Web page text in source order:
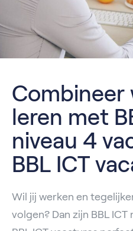
Combineer
leren met
niveau 4
BBL ICT
Wil jij werken en
volgen? Dan zijn BBL